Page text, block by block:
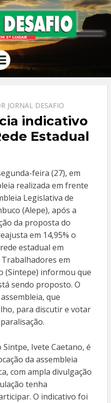
JORNAL
DESAFIO
O Sertão em 1º Lugar
Menu
JORNAL DESAFIO
indicativo
Estadual
feira (27), em
realizada em frente
Legislativa de
(Alepe), após a
da proposta do
em 14,95% o
estadual em
em
(Sintepe) informou que
sendo proposto. O
que
para discutir e votar
Ivete Caetano, é
da assembleia
com ampla divulgação
tenha
O indicativo foi